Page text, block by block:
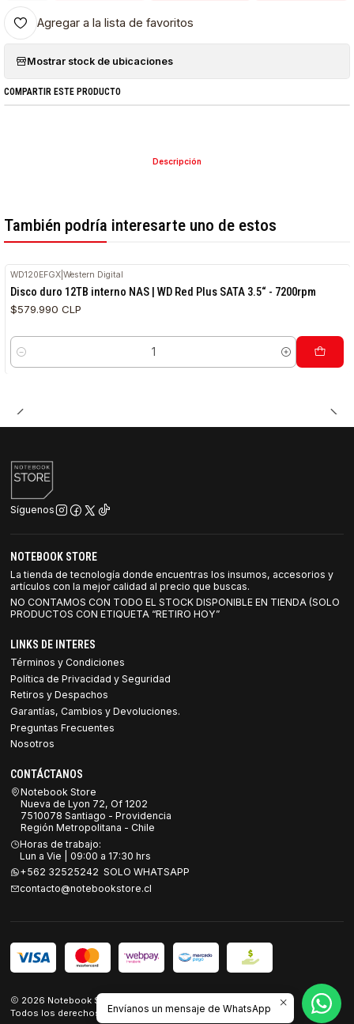
Agregar a la lista de favoritos
Mostrar stock de ubicaciones
COMPARTIR ESTE PRODUCTO
Descripción
También podría interesarte uno de estos
WD120EFGX |Western Digital
Disco duro 12TB interno NAS | WD Red Plus SATA 3.5“ - 7200rpm
$579.990 CLP
Cantidad
Síguenos
NOTEBOOK STORE
La tienda de tecnología donde encuentras los insumos, accesorios y
artículos con la mejor calidad al precio que buscas.
NO CONTAMOS CON TODO EL STOCK DISPONIBLE EN TIENDA (SOLO
PRODUCTOS CON ETIQUETA “RETIRO HOY”
LINKS DE INTERES
Términos y Condiciones
Política de Privacidad y Seguridad
Retiros y Despachos
Garantías, Cambios y Devoluciones.
Preguntas Frecuentes
Nosotros
CONTÁCTANOS
Notebook Store
Nueva de Lyon 72, Of 1202
7510078 Santiago - Providencia
Región Metropolitana - Chile
Horas de trabajo:
Lun a Vie | 09:00 a 17:30 hrs
+562 32525242 SOLO WHATSAPP
contacto@notebookstore.cl
2026 Notebook Store.
Todos los derechos reservados.Desarrollado por Jumpseller
Envíanos un mensaje de WhatsApp